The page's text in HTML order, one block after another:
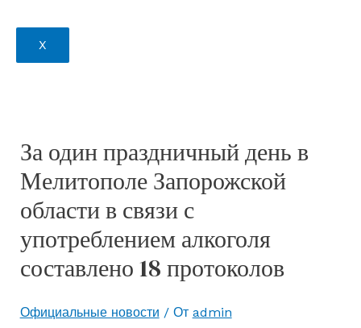
X
За один праздничный день в
Мелитополе Запорожской
области в связи с
употреблением алкоголя
составлено 18 протоколов
Официальные новости / От admin